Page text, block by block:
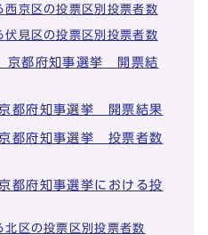
西京区の投票区別投票者数
伏見区の投票区別投票者数
都府知事選挙 開票結
都府知事選挙 開票結果
都府知事選挙 投票者数
府知事選挙における投
区の投票区別投票者数